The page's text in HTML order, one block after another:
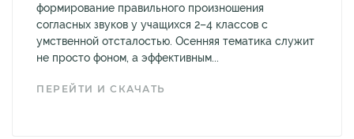
формирование правильного произношения
согласных звуков у учащихся 2–4 классов с
умственной отсталостью. Осенняя тематика служит
не просто фоном, а эффективным...
ПЕРЕЙТИ И СКАЧАТЬ